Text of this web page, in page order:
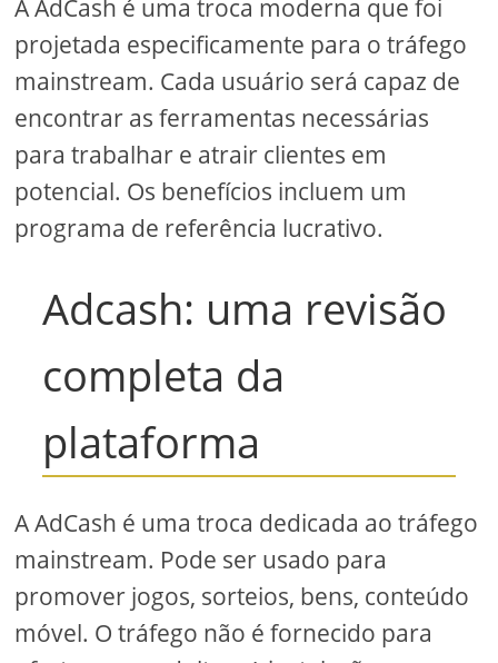
A AdCash é uma troca moderna que foi
projetada especificamente para o tráfego
mainstream. Cada usuário será capaz de
encontrar as ferramentas necessárias
para trabalhar e atrair clientes em
potencial. Os benefícios incluem um
programa de referência lucrativo.
Adcash: uma revisão
completa da
plataforma
A AdCash é uma troca dedicada ao tráfego
mainstream. Pode ser usado para
promover jogos, sorteios, bens, conteúdo
móvel. O tráfego não é fornecido para